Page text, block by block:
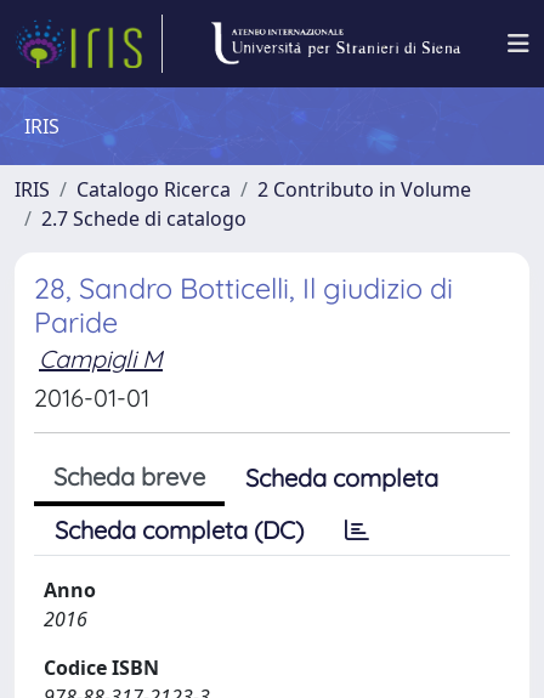
IRIS
IRIS Catalogo Ricerca
2 Contributo in Volume
2.7 Schede di catalogo
28, Sandro Botticelli, Il giudizio di
Paride
Campigli M
2016-01-01
Scheda breve
Scheda completa
Scheda completa (DC)
Anno
2016
Codice ISBN